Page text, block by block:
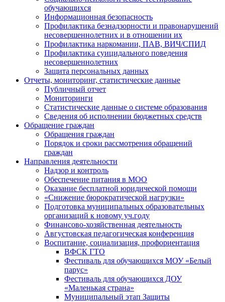
обучающихся
Информационная безопасность
Профилактика безнадзорности и правонарушений
несовершеннолетних и в отношении их
Профилактика наркомании, ПАВ, ВИЧ/СПИД
Профилактика суицидального поведения
несовершеннолетних
Защита персональных данных
Отчеты, мониторинг, статистические данные
Публичный отчет
Мониторинги
Статистические данные о системе образования
Сведения об исполнении бюджетных средств
Обращение граждан
Обращения граждан
Порядок и сроки рассмотрения обращений
граждан
Направления деятельности
Надзор и контроль
Обеспечение питания в МОО
Оказание бесплатной юридической помощи
«Снижение бюрократической нагрузки»
Подготовка муниципальных образовательных
организаций к новому уч.году
Финансово-хозяйственная деятельность
Августовская педагогическая конференция
Воспитание, социализация, профориентация
ВФСК ГТО
Фестиваль для обучающихся МОУ «Белый
парус»
Фестиваль для обучающихся ДОУ
«Маленькая страна»
Муниципальный этап Защиты